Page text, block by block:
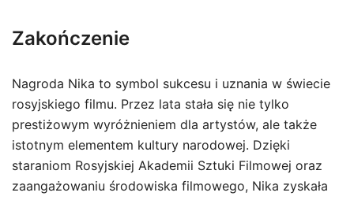
Zakończenie
Nagroda Nika to symbol sukcesu i uznania w świecie
rosyjskiego filmu. Przez lata stała się nie tylko
prestiżowym wyróżnieniem dla artystów, ale także
istotnym elementem kultury narodowej. Dzięki
staraniom Rosyjskiej Akademii Sztuki Filmowej oraz
zaangażowaniu środowiska filmowego, Nika zyskała